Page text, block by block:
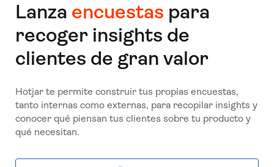
Lanza encuestas para
recoger insights de
clientes de gran valor
Hotjar te permite construir tus propias encuestas,
tanto internas como externas, para recopilar insights y
conocer qué piensan tus clientes sobre tu producto y
qué necesitan.